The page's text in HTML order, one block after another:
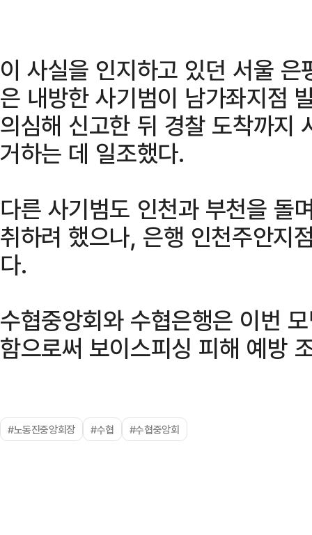
이 사실을 인지하고 있던 서울
은 내방한 사기범이 남가좌지점
의심해 신고한 뒤 경찰 도착까지
거하는 데 일조했다.
다른 사기범도 인천과 부천을 돌
취하려 했으나, 은행 인천주안지
다.
수협중앙회와 수협은행은 이번
함으로써 보이스피싱 피해 예방
#노동진중앙회장 #수협 #수협중앙회